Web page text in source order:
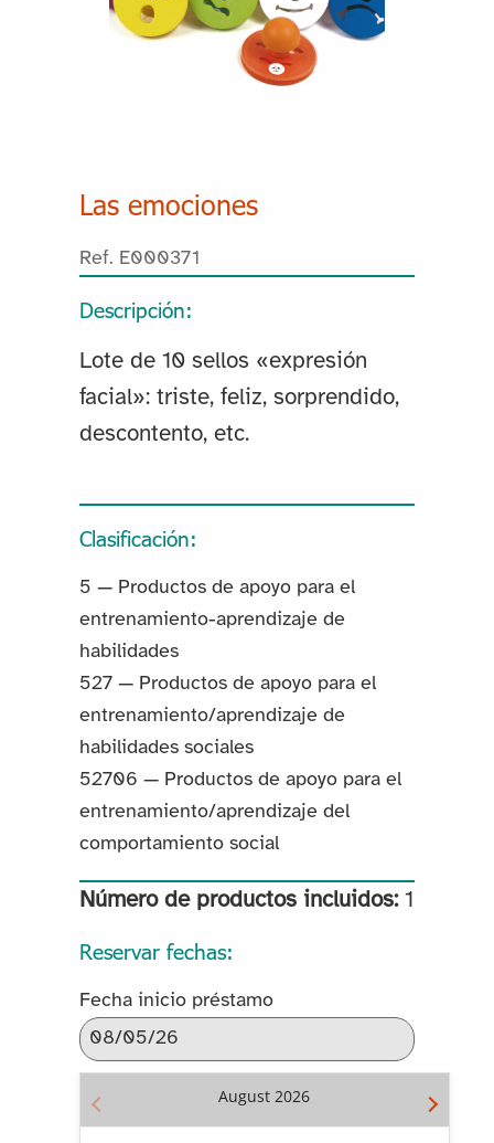
Las emociones
Ref. E000371
Descripción:
Lote de 10 sellos «expresión
facial»: triste, feliz, sorprendido,
descontento, etc.
Clasificación:
5 — Productos de apoyo para el
entrenamiento-aprendizaje de
habilidades
527 — Productos de apoyo para el
entrenamiento/aprendizaje de
habilidades sociales
52706 — Productos de apoyo para el
entrenamiento/aprendizaje del
comportamiento social
Número de productos incluidos:1
Reservar fechas:
Fecha inicio préstamo
August 2026